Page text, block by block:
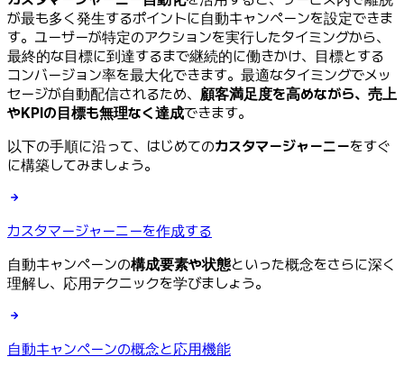
が最も多く発生するポイントに自動キャンペーンを設定できま
す。ユーザーが特定のアクションを実行したタイミングから、
最終的な目標に到達するまで継続的に働きかけ、目標とする
コンバージョン率を最大化できます。最適なタイミングでメッ
セージが自動配信されるため、 顧客満足度を高めながら、売上
やKPIの目標も無理なく達成できます。
以下の手順に沿って、はじめてのカスタマージャーニーをすぐ
に構築してみましょう。
カスタマージャーニーを作成する
自動キャンペーンの構成要素や状態といった概念をさらに深く
理解し、応用テクニックを学びましょう。
自動キャンペーンの概念と応用機能